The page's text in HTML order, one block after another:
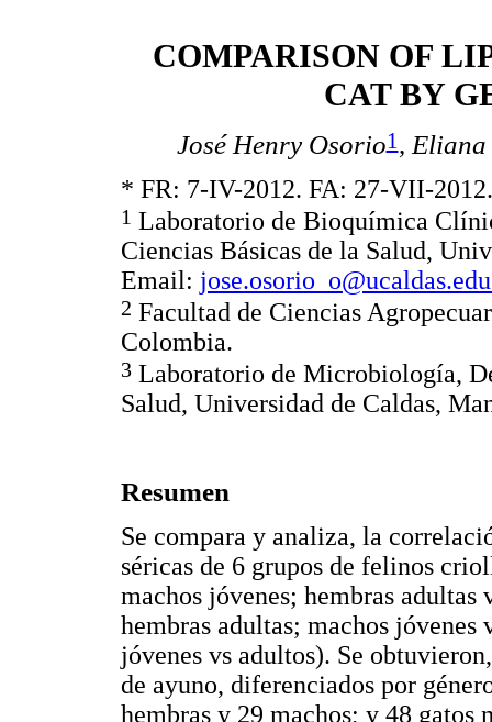
COMPARISON OF
CAT BY
José Henry Osorio1, Eliana
* FR: 7-IV-2012. FA: 27-VII-2012.
1 Laboratorio de Bioquímica
Ciencias Básicas de la Salud,
Email:
2 Facultad de Ciencias
Colombia.
3 Laboratorio de Microbiología,
Salud, Universidad de Caldas,
Resumen
Se compara y analiza, la
séricas de 6 grupos de felinos
machos jóvenes; hembras adultas
hembras adultas; machos jóvenes
jóvenes vs adultos). Se
de ayuno, diferenciados por
hembras y 29 machos; y 48 gatos